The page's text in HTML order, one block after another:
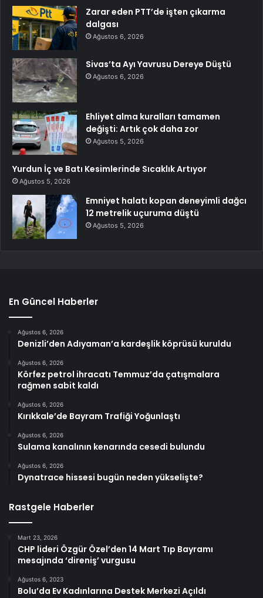
Zarar eden PTT’de işten çıkarma
dalgası
Ağustos 6, 2026
Sivas’ta Ayı Yavrusu Dereye Düştü
Ağustos 6, 2026
Ehliyet alma kuralları tamamen
değişti: Artık çok daha zor
Ağustos 5, 2026
Yurdun İç ve Batı Kesimlerinde Sıcaklık Artıyor
Ağustos 5, 2026
Emniyet halatı kopan deneyimli dağcı
12 metrelik uçuruma düştü
Ağustos 5, 2026
En Güncel Haberler
Ağustos 6, 2026
Denizli’den Adıyaman’a kardeşlik köprüsü kuruldu
Ağustos 6, 2026
Körfez petrol ihracatı Temmuz’da çatışmalara
rağmen sabit kaldı
Ağustos 6, 2026
Kırıkkale’de Bayram Trafiği Yoğunlaştı
Ağustos 6, 2026
Sulama kanalının kenarında cesedi bulundu
Ağustos 6, 2026
Dynatrace hissesi bugün neden yükselişte?
Rastgele Haberler
Mart 23, 2026
CHP lideri Özgür Özel’den 14 Mart Tıp Bayramı
mesajında ‘direniş’ vurgusu
Ağustos 6, 2023
Bolu’da Ev Kadınlarına Destek Merkezi Açıldı